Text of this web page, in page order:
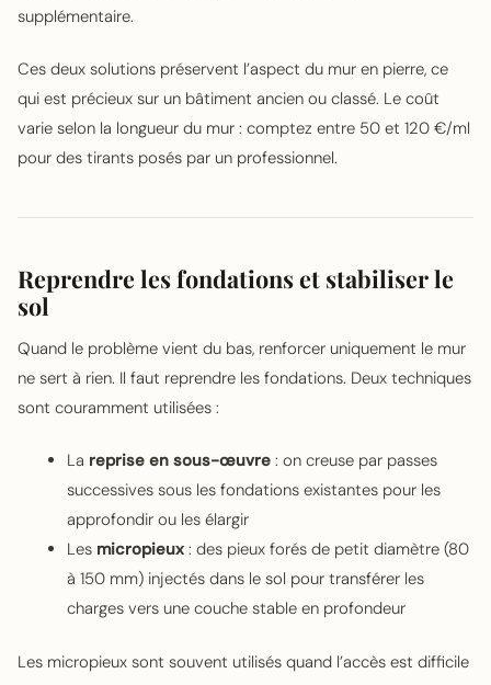
supplémentaire.
Ces deux solutions préservent l’aspect du mur en pierre, ce
qui est précieux sur un bâtiment ancien ou classé. Le coût
varie selon la longueur du mur : comptez entre 50 et 120 €/ml
pour des tirants posés par un professionnel.
Reprendre les fondations et stabiliser le
sol
Quand le problème vient du bas, renforcer uniquement le mur
ne sert à rien. Il faut reprendre les fondations. Deux techniques
sont couramment utilisées :
La reprise en sous-œuvre: on creuse par passes
successives sous les fondations existantes pour les
approfondir ou les élargir
Les micropieux: des pieux forés de petit diamètre (80
à 150 mm) injectés dans le sol pour transférer les
charges vers une couche stable en profondeur
Les micropieux sont souvent utilisés quand l’accès est difficile